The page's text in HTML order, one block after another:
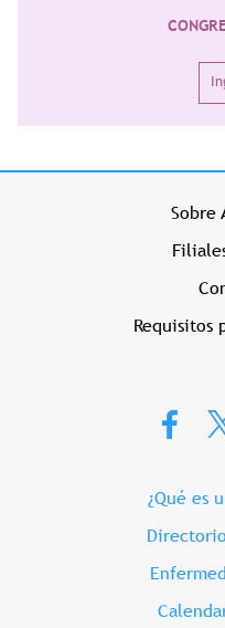
Menu PrehomeSobre
Requisitos
Menu Prehome¿Qué es